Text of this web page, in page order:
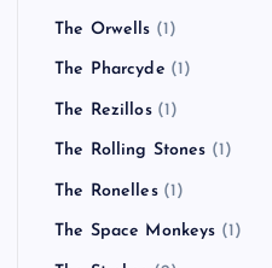
The Orwells (1)
The Pharcyde (1)
The Rezillos(1)
The Rolling Stones (1)
The Ronelles(1)
The Space Monkeys (1)